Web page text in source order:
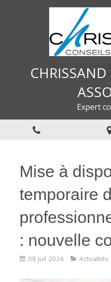
Expert
Mise à
temporaire
: nouvelle
08 Juil 2024 Actualités